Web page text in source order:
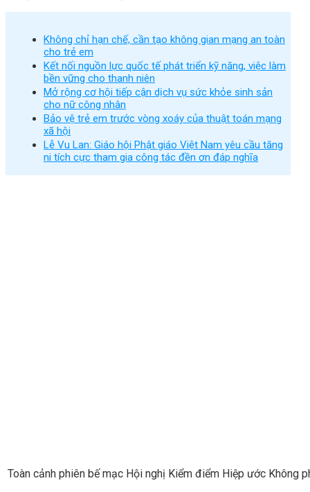
Không chỉ hạn chế, cần tạo không gian mạng an toàn
cho trẻ em
Kết nối nguồn lực quốc tế phát triển kỹ năng, việc làm
bền vững cho thanh niên
Mở rộng cơ hội tiếp cận dịch vụ sức khỏe sinh sản
cho nữ công nhân
Bảo vệ trẻ em trước vòng xoáy của thuật toán mạng
xã hội
Lễ Vu Lan: Giáo hội Phật giáo Việt Nam yêu cầu tăng
ni tích cực tham gia công tác đền ơn đáp nghĩa
Toàn cảnh phiên bế mạc Hội nghị Kiểm điểm Hiệp ước Không